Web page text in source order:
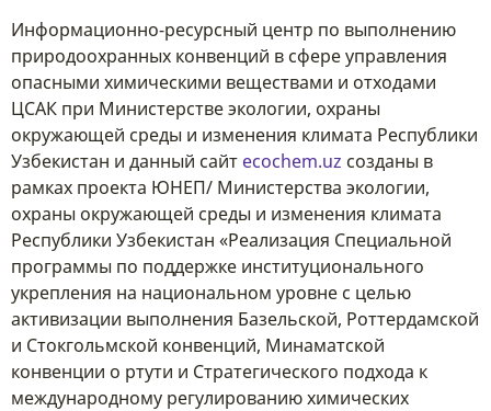
Информационно-ресурсный центр по выполнению
природоохранных конвенций в сфере управления
опасными химическими веществами и отходами
ЦСАК при Министерстве экологии, охраны
окружающей среды и изменения климата Республики
Узбекистан и данный сайт ecochem.uz созданы в
рамках проекта ЮНЕП/ Министерства экологии,
охраны окружающей среды и изменения климата
Республики Узбекистан «Реализация Специальной
программы по поддержке институционального
укрепления на национальном уровне с целью
активизации выполнения Базельской, Роттердамской
и Стокгольмской конвенций, Минаматской
конвенции о ртути и Стратегического подхода к
международному регулированию химических